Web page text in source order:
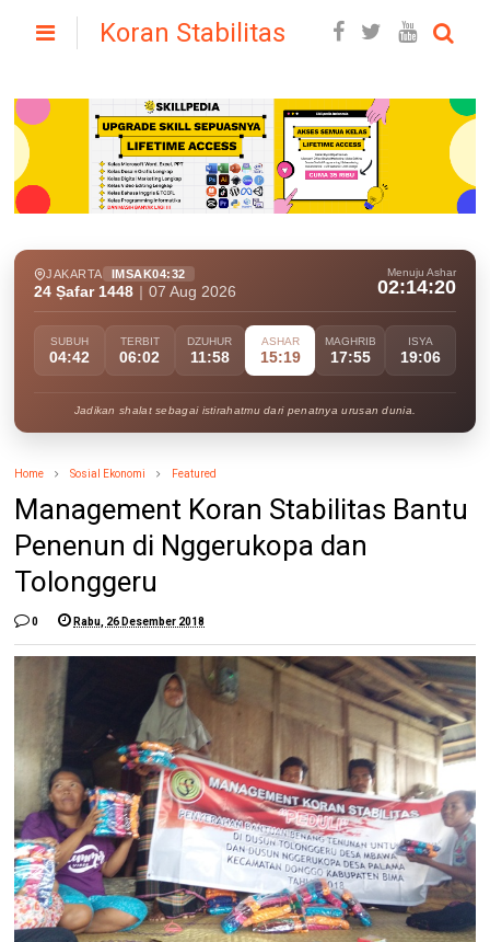
Koran Stabilitas
JAKARTA IMSAK04:32
24 Ṣafar 1448 07 Aug 2026
Menuju Ashar
02:14:18
SUBUH
04:42
TERBIT
06:02
DZUHUR
11:58
ASHAR
15:19
MAGHRIB
17:55
ISYA
19:06
Jadikan shalat sebagai istirahatmu dari penatnya urusan dunia.
Home Sosial Ekonomi Featured
Management Koran Stabilitas Bantu
Penenun di Nggerukopa dan
Tolonggeru
0 Rabu, 26 Desember 2018